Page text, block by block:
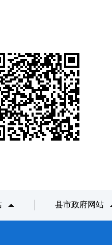
县市政府网站